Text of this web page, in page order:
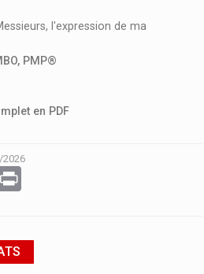
l'expression de ma
PMP®
en PDF
2026